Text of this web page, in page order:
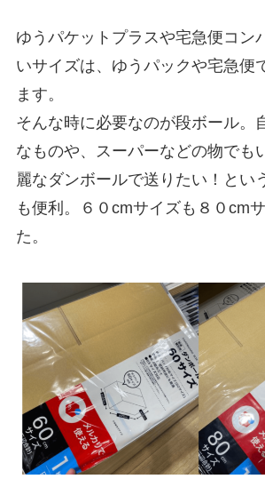
ゆうパケットプラスや宅急便コン
いサイズは、ゆうパックや宅急便
ます。
そんな時に必要なのが段ボール。
なものや、スーパーなどの物でも
麗なダンボールで送りたい！とい
も便利。６０cmサイズも８０cm
た。